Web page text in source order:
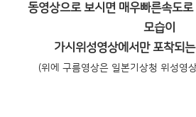
동영상으로 보시면 매우빠른속도
모습이
가시위성영상에서만 포착되
(위에 구름영상은 일본기상청 위성영